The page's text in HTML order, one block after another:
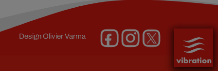
DesignOlivier Varma